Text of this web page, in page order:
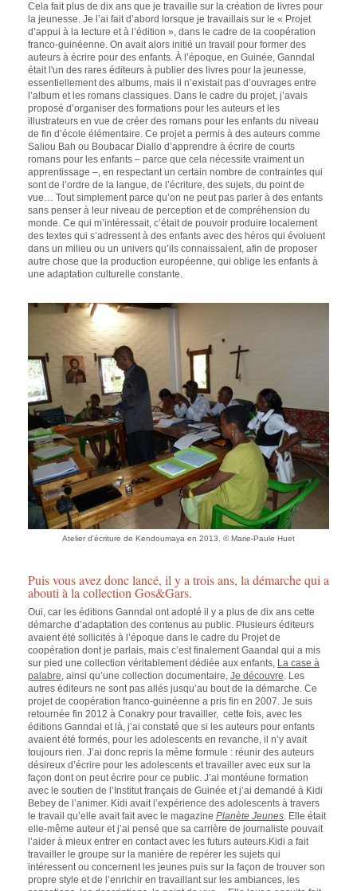
Cela fait plus de dix ans que je travaille sur la création de livres pour
la jeunesse. Je l’ai fait d’abord lorsque je travaillais sur le « Projet
d’appui à la lecture et à l’édition », dans le cadre de la coopération
franco-guinéenne. On avait alors initié un travail pour former des
auteurs à écrire pour des enfants. À l’époque, en Guinée, Ganndal
était l'un des rares éditeurs à publier des livres pour la jeunesse,
essentiellement des albums, mais il n’existait pas d’ouvrages entre
l’album et les romans classiques. Dans le cadre du projet, j’avais
proposé d’organiser des formations pour les auteurs et les
illustrateurs en vue de créer des romans pour les enfants du niveau
de fin d’école élémentaire. Ce projet a permis à des auteurs comme
Saliou Bah ou Boubacar Diallo d’apprendre à écrire de courts
romans pour les enfants – parce que cela nécessite vraiment un
apprentissage –, en respectant un certain nombre de contraintes qui
sont de l’ordre de la langue, de l’écriture, des sujets, du point de
vue… Tout simplement parce qu’on ne peut pas parler à des enfants
sans penser à leur niveau de perception et de compréhension du
monde. Ce qui m’intéressait, c’était de pouvoir produire localement
des textes qui s’adressent à des enfants avec des héros qui évoluent
dans un milieu ou un univers qu’ils connaissaient, afin de proposer
autre chose que la production européenne, qui oblige les enfants à
une adaptation culturelle constante.
Atelier d'écriture de Kendoumaya en 2013. © Marie-Paule Huet
Puis vous avez donc lancé, il y a trois ans, la démarche qui a
abouti à la collection Gos&Gars.
Oui, car les éditions Ganndal ont adopté il y a plus de dix ans cette
démarche d’adaptation des contenus au public. Plusieurs éditeurs
avaient été sollicités à l’époque dans le cadre du Projet de
coopération dont je parlais, mais c’est finalement Gaandal qui a mis
sur pied une collection véritablement dédiée aux enfants, La case à
palabre, ainsi qu’une collection documentaire, Je découvre. Les
autres éditeurs ne sont pas allés jusqu’au bout de la démarche. Ce
projet de coopération franco-guinéenne a pris fin en 2007. Je suis
retournée fin 2012 à Conakry pour travailler, cette fois, avec les
éditions Ganndal et là, j’ai constaté que si les auteurs pour enfants
avaient été formés, pour les adolescents en revanche, il n’y avait
toujours rien. J’ai donc repris la même formule : réunir des auteurs
désireux d’écrire pour les adolescents et travailler avec eux sur la
façon dont on peut écrire pour ce public. J’ai montéune formation
avec le soutien de l’Institut français de Guinée et j’ai demandé à Kidi
Bebey de l’animer. Kidi avait l’expérience des adolescents à travers
le travail qu’elle avait fait avec le magazine Planète Jeunes. Elle était
elle-même auteur et j’ai pensé que sa carrière de journaliste pouvait
l’aider à mieux entrer en contact avec les futurs auteurs.Kidi a fait
travailler le groupe sur la manière de repérer les sujets qui
intéressent ou concernent les jeunes puis sur la façon de trouver son
propre style et de l’enrichir en travaillant sur les ambiances, les